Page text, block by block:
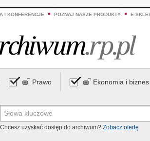
I KONFERENCJE POZNAJ NASZE PRODUKTY E-
Prawo Ekonomia i biznes
Chcesz uzyskać dostęp do archiwum? Zobacz ofertę